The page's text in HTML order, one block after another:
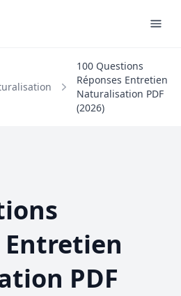
100 Questions
Réponses Entretien
Naturalisation PDF
(2026)
Entretien
PDF